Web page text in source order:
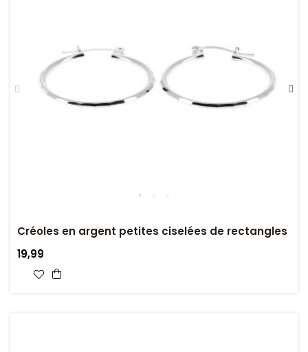
Créoles en argent petites ciselées de rectangles
19,99